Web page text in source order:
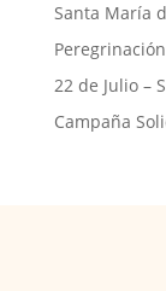
Santa María
22 de Julio –
Campaña